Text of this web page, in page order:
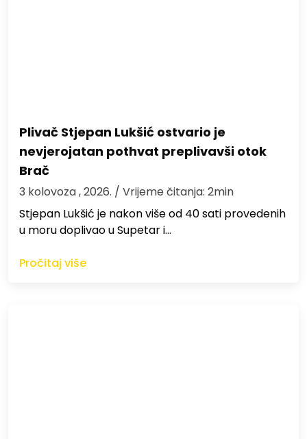
Plivač Stjepan Lukšić ostvario je
nevjerojatan pothvat preplivavši otok
Brač
3 kolovoza , 2026. / Vrijeme čitanja: 2min
St​jepan Lukšić je nakon više od 40 sati provedenih
u moru doplivao u Supetar i…
Pročitaj više